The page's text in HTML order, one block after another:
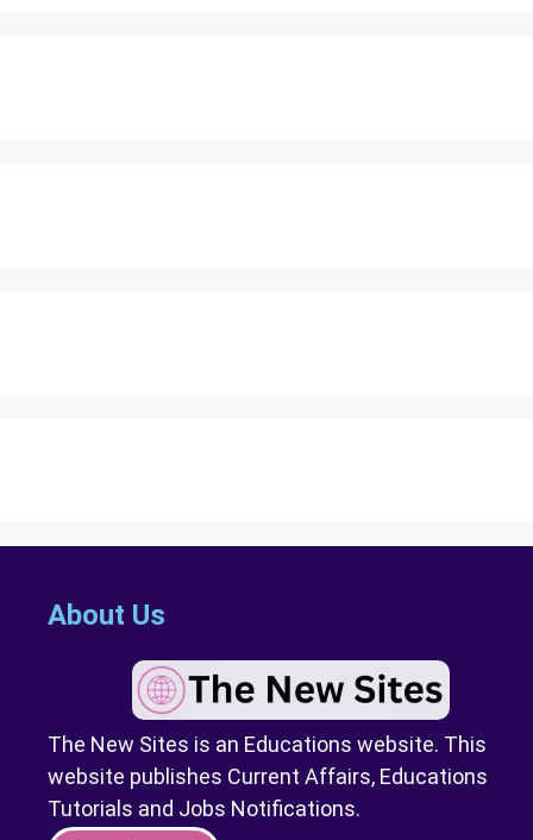
About Us
The New Sites is an Educations website. This
website publishes Current Affairs, Educations
Tutorials and Jobs Notifications.